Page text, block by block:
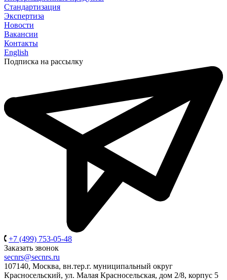
Стандартизация
Экспертиза
Новости
Вакансии
Контакты
English
Подписка на рассылку
+7 (499) 753-05-48
Заказать звонок
secnrs@secnrs.ru
107140, Москва, вн.тер.г. муниципальный округ
Красносельский, ул. Малая Красносельская, дом 2/8, корпус 5